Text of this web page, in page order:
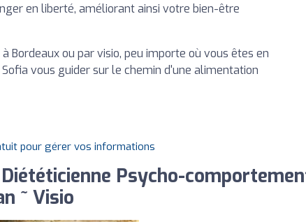
en liberté, améliorant ainsi votre bien-être
Bordeaux ou par visio, peu importe où vous êtes en
vous guider sur le chemin d'une alimentation
pour gérer vos informations
Diététicienne Psycho-
~ Visio